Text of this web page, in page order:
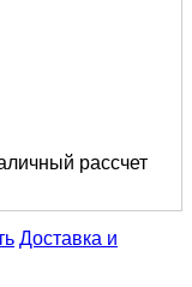
рассчет
Доставка и